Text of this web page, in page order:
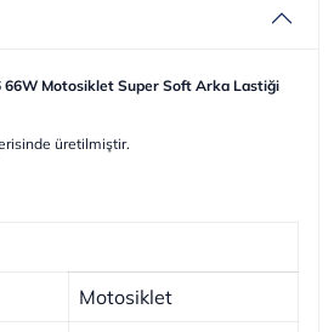
66W Motosiklet Super Soft Arka Lastiği
üretilmiştir.
Motosiklet